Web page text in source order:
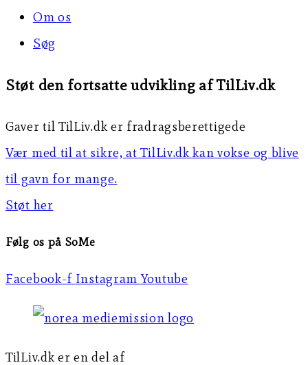
Om os
Søg
Støt den fortsatte udvikling af TilLiv.dk
Gaver til TilLiv.dk er fradragsberettigede
Vær med til at sikre, at TilLiv.dk kan vokse og blive
til gavn for mange.
Støt her
Følg os på SoMe
Facebook-f Instagram Youtube
TilLiv.dk er en del af